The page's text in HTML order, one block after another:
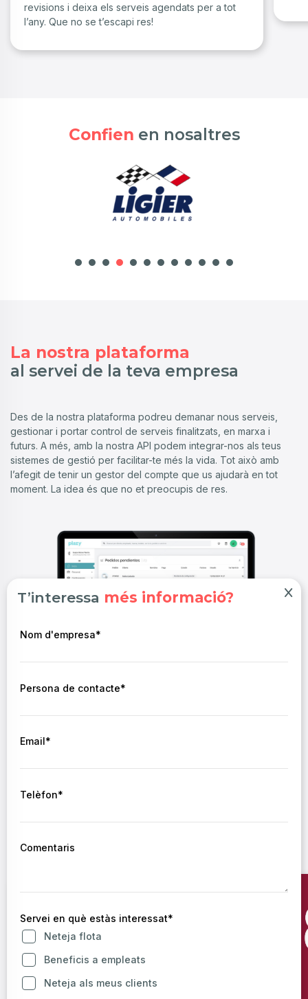
revisions i deixa els serveis agendats per a tot
l’any. Que no se t’escapi res!
Confien en nosaltres
La nostra plataforma
al servei de la teva empresa
Des de la nostra plataforma podreu demanar nous serveis,
gestionar i portar control de serveis finalitzats, en marxa i
futurs. A més, amb la nostra API podem integrar-nos als teus
sistemes de gestió per facilitar-te més la vida. Tot això amb
l’afegit de tenir un gestor del compte que us ajudarà en tot
moment. La idea és que no et preocupis de res.
T’ajudem a complir
Objectius de Desenvolupament
complementar la Memòria de Sostenibilitat i els Estats
x
T’interessa més informació?
Nom d'empresa*
Persona de contacte*
Email*
Telèfon*
Comentaris
Servei en què estàs interessat*
Neteja flota
Beneficis a empleats
Neteja als meus clients